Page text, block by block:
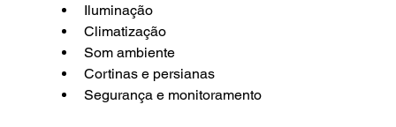
Iluminação
Climatização
Som ambiente
Cortinas e persianas
Segurança e monitoramento